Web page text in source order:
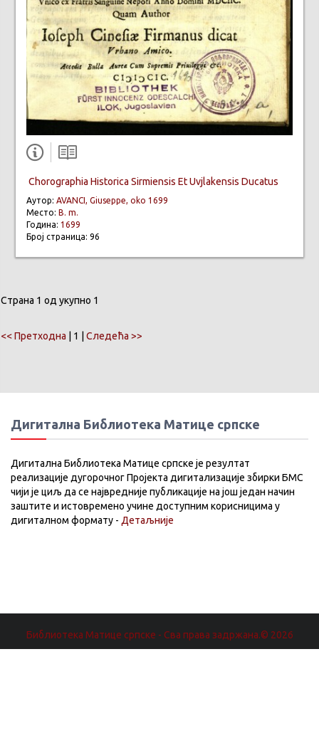
Chorographia Historica Sirmiensis Et Uvjlakensis Ducatus
Аутор: AVANCI, Giuseppe, oko 1699
Место: B. m.
Година: 1699
Број страница: 96
Страна 1 од укупно 1
<< Претходна | 1 | Следећа >>
Дигитална Библиотека Матице српске
Дигитална Библиотека Матице српске је резултат
реализације дугорочног Пројекта дигитализације збирки БМС
чији је циљ да се највредније публикације на још један начин
заштите и истовремено учине доступним корисницима у
дигиталном формату - Детаљније
Библиотека Матице српске - Сва права задржана.© 2026